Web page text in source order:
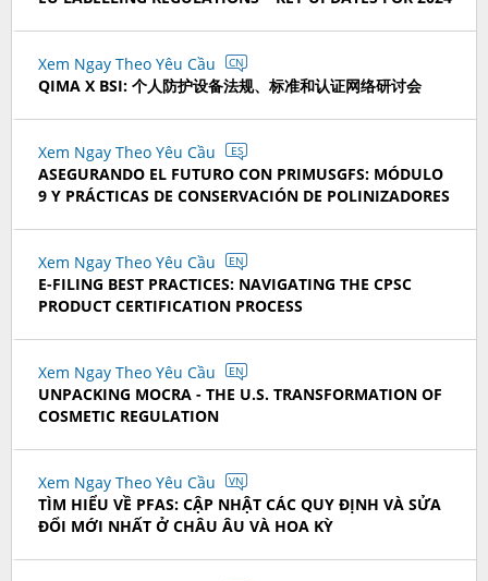
Xem Ngay Theo Yêu Cầu CN
QIMA X BSI: 个人防护设备法规、标准和认证网络研讨会
Xem Ngay Theo Yêu Cầu ES
ASEGURANDO EL FUTURO CON PRIMUSGFS: MÓDULO
9 Y PRÁCTICAS DE CONSERVACIÓN DE POLINIZADORES
Xem Ngay Theo Yêu Cầu EN
E-FILING BEST PRACTICES: NAVIGATING THE CPSC
PRODUCT CERTIFICATION PROCESS
Xem Ngay Theo Yêu Cầu EN
UNPACKING MOCRA - THE U.S. TRANSFORMATION OF
COSMETIC REGULATION
Xem Ngay Theo Yêu Cầu VN
TÌM HIỂU VỀ PFAS: CẬP NHẬT CÁC QUY ĐỊNH VÀ SỬA
ĐỔI MỚI NHẤT Ở CHÂU ÂU VÀ HOA KỲ